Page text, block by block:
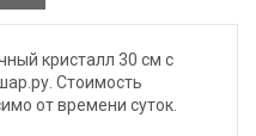
кристалл 30 см с
Стоимость
от времени суток.